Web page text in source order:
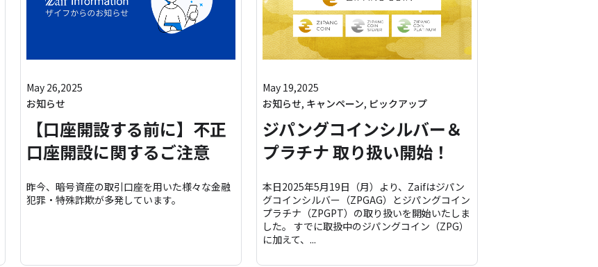
May 26,2025
お知らせ
【口座開設する前に】不正
口座開設に関するご注意
昨今、暗号資産の取引口座を用いた様々な金融
犯罪・特殊詐欺が多発しています。
May 19,2025
お知らせ, キャンペーン, ピックアップ
ジパングコインシルバー＆
プラチナ 取り扱い開始！
本日2025年5月19日（月）より、Zaifはジパン
グコインシルバー（ZPGAG）とジパングコイン
プラチナ（ZPGPT）の取り扱いを開始いたしま
した。 すでに取扱中のジパングコイン（ZPG）
に加えて、...